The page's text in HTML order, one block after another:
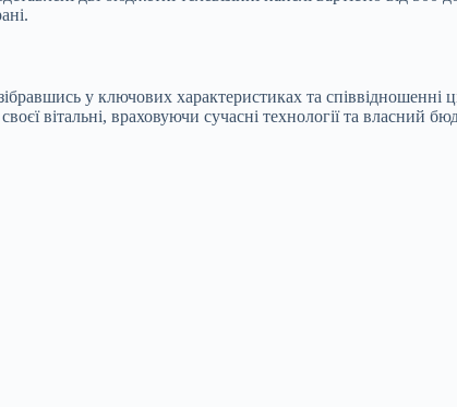
у ключових характеристиках та співвідношенні
вітальні, враховуючи сучасні технології та власний